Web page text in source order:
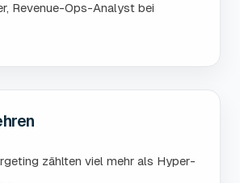
Revenue-Ops-Analyst bei
zählten viel mehr als Hyper-